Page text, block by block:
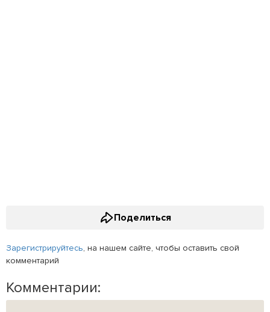
Поделиться
Зарегистрируйтесь, на нашем сайте, чтобы оставить свой
комментарий
Комментарии: